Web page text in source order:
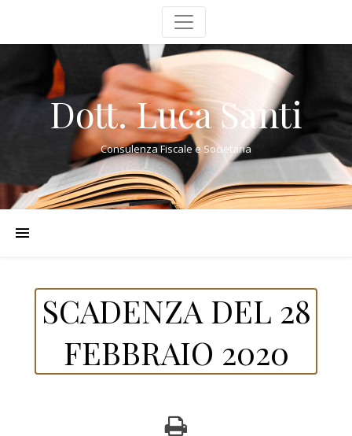
Dott. Luca Santi
Consulenza Fiscale e Societaria
SCADENZA DEL 28
FEBBRAIO 2020